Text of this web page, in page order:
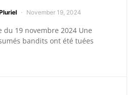
November 19, 2024
du 19 novembre 2024 Une
bandits ont été tuées